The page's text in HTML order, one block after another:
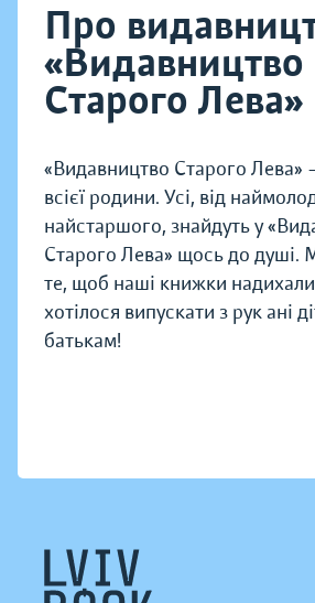
Про
«Видавництво
Старого Лева»
«Видавництво Старого Лева»
всієї родини. Усі, від
найстаршого, знайдуть у
Старого Лева» щось до душі.
те, щоб наші книжки надихали
хотілося випускати з рук ані
батькам!